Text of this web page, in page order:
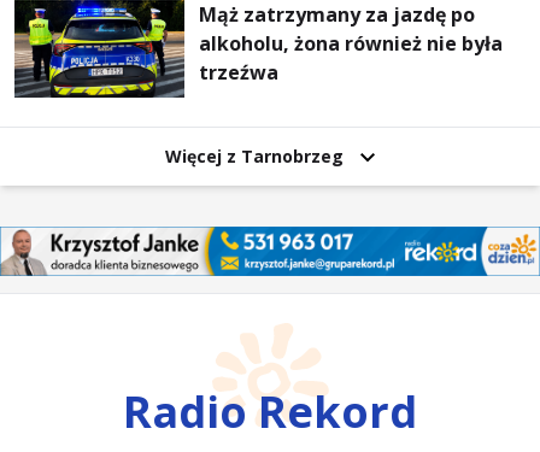
Mąż zatrzymany za jazdę po
alkoholu, żona również nie była
trzeźwa
Więcej z Tarnobrzeg
Radio Rekord